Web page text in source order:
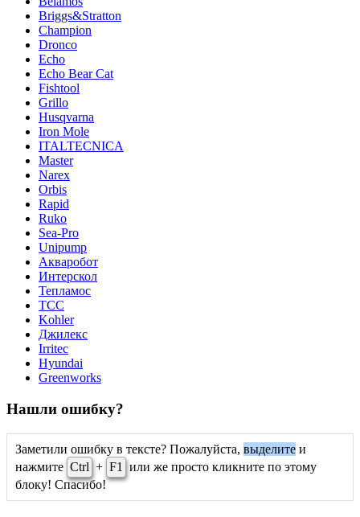
Briggs&Stratton
Champion
Dronco
Echo
Echo Bear Cat
Fishtool
Grillo
Husqvarna
Iron Mole
ITALTECNICA
Master
Narex
Orbis
Rapid
Ruko
Sea-Pro
Unipump
Акваробот
Интерскол
Тепламос
ТСС
Kohler
Джилекс
Irritec
Hyundai
Greenworks
Нашли ошибку?
Заметили ошибку в тексте? Пожалуйста, выделите и
нажмите Ctrl + F1
или же просто кликните по этому
блоку! Спасибо!